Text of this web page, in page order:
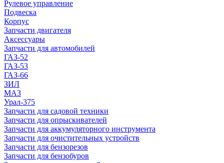
Рулевое управление
Подвеска
Корпус
Запчасти двигателя
Аксессуары
Запчасти для автомобилей
ГАЗ-52
ГАЗ-53
ГАЗ-66
ЗИЛ
МАЗ
Урал-375
Запчасти для садовой техники
Запчасти для опрыскивателей
Запчасти для аккумуляторного инструмента
Запчасти для очистительных устройств
Запчасти для бензорезов
Запчасти для бензобуров